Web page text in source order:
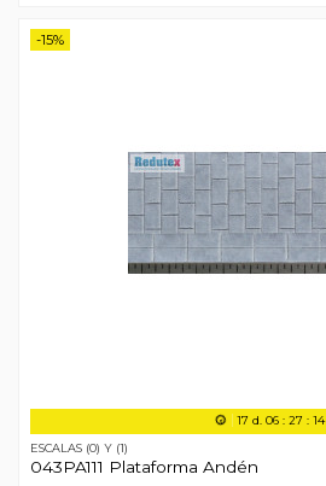
-15%
17 d. 06 :27 :13
ESCALAS (0) Y (1)
043PA111 Plataforma Andén